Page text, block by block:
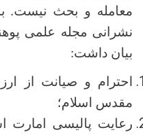
معامله و بحث نیست.
نشرانی مجله علمی
بیان داشت:
احترام و صیانت از
مقدس اسلام؛
رعایت پالیسی